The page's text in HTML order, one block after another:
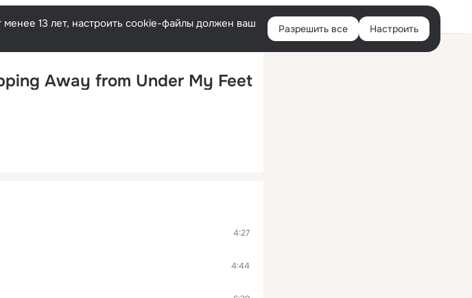
Войти
13 лет, настроить cookie-файлы должен ваш
Разрешить все Настроить
Away from Under My Feet
4:27
4:44